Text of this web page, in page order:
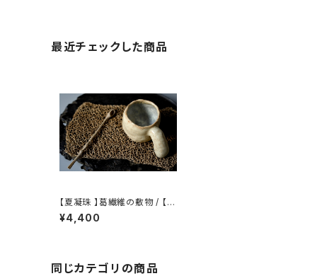
最近チェックした商品
【夏凝珠 】葛繊維の敷物 / 【 X
ia Ningzhu 】Kudzu fiber t
ea mat
¥4,400
同じカテゴリの商品